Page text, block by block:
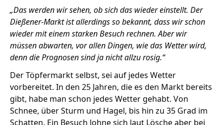
Newsletter
Zeit fürs Oberland
„Das werden wir sehen, ob sich das wieder einstellt. Der
Dießener-Markt ist allerdings so bekannt, dass wir schon
wieder mit einem starken Besuch rechnen. Aber wir
müssen abwarten, vor allen Dingen, wie das Wetter wird,
denn die Prognosen sind ja nicht allzu rosig.“
Der Töpfermarkt selbst, sei auf jedes Wetter
vorbereitet. In den 25 Jahren, die es den Markt bereits
gibt, habe man schon jedes Wetter gehabt. Von
Schnee, über Sturm und Hagel, bis hin zu 35 Grad im
Schatten. Ein Besuch lohne sich laut Lösche aber bei